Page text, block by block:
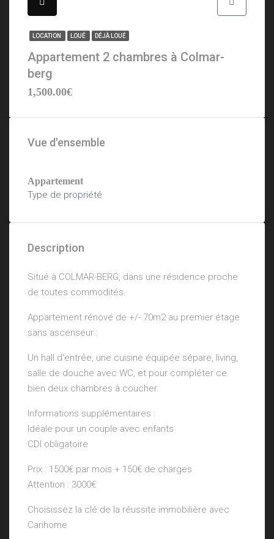
LOCATION LOUÉ DÉJÀ LOUÉ
Appartement 2 chambres à Colmar-
berg
1,500.00€
Vue d'ensemble
Appartement
Type de propriété
Description
Situé à COLMAR-BERG, dans une résidence proche
de toutes commodités.
Appartement rénové de +/- 70m2 au premier étage
sans ascenseur :
Un hall d'entrée, une cuisine équipée sépare, living,
salle de douche avec WC, et pour compléter ce
bien deux chambres à coucher.
Informations supplémentaires :
Idéale pour un couple avec enfants
CDI obligatoire
Prix : 1500€ par mois + 150€ de charges
Attention : 3000€
Choisissez la clé de la réussite immobilière avec
Carihome